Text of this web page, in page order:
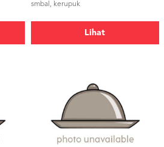
smbal, kerupuk
Lihat